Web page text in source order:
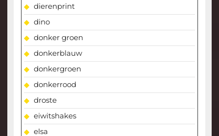
dierenprint
dino
donker groen
donkerblauw
donkergroen
donkerrood
droste
eiwitshakes
elsa